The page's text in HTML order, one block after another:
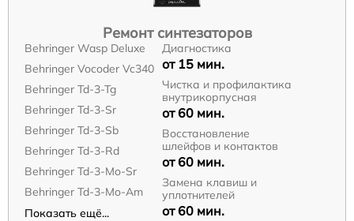
Ремонт синтезаторов
Behringer Wasp Deluxe
Behringer Vocoder Vc340
Behringer Td-3-Tg
Behringer Td-3-Sr
Behringer Td-3-Sb
Behringer Td-3-Rd
Behringer Td-3-Mo-Sr
Behringer Td-3-Mo-Am
Показать ещё...
Диагностика
от 15 мин.
Чистка и профилактика
внутрикорпусная
от 60 мин.
Восстановление
шлейфов и контактов
от 60 мин.
Замена клавиш и
уплотнителей
от 60 мин.